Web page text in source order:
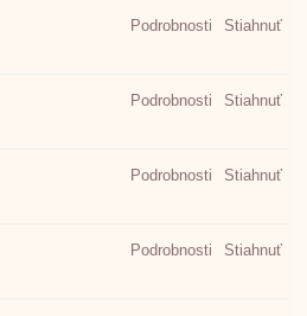
Stiahnuť
Podrobnosti
Stiahnuť
Podrobnosti
Stiahnuť
Podrobnosti
Stiahnuť
Podrobnosti